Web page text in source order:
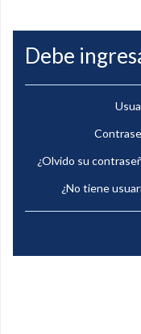
Debe
¿Olvido su
¿No tiene